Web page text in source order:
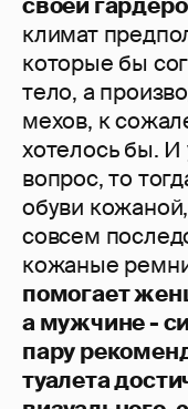
своей
климат
которые бы
тело, а
мехов, к
хотелось бы. И
вопрос, то
обуви
совсем
кожаные
помогает
а мужчине -
пару
туалета